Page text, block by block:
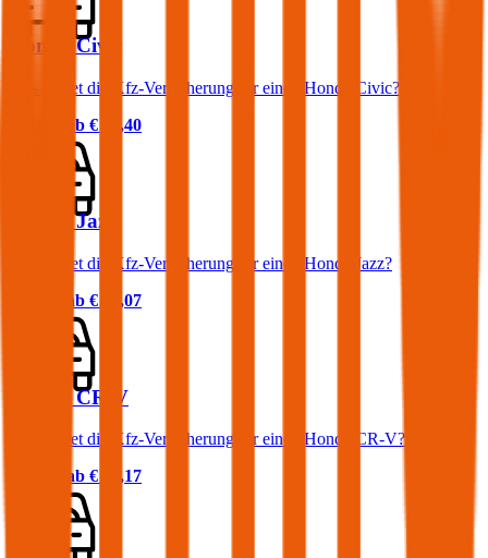
Honda Civic
Was kostet die Kfz-Versicherung für einen Honda Civic?
Prämie ab € 44,40
Honda Jazz
Was kostet die Kfz-Versicherung für einen Honda Jazz?
Prämie ab € 38,07
Honda CR-V
Was kostet die Kfz-Versicherung für einen Honda CR-V?
Prämie ab € 67,17